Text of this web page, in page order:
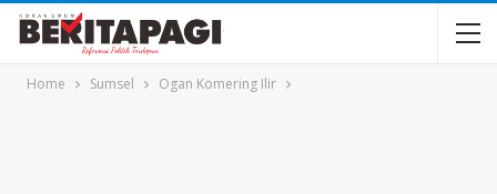
Home Sumsel Ogan Komering Ilir